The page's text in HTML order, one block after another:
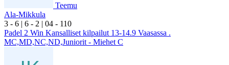
Teemu
Ala-Mikkula
3 - 6 | 6 - 2 | 04 - 110
Padel 2 Win Kansalliset kilpailut 13-14.9 Vaasassa .
MC,MD,NC,ND,Juniorit - Miehet C